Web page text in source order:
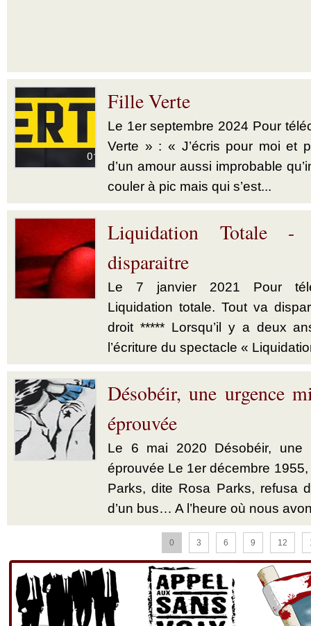
Fille Verte
Le 1er septembre 2024 Pour
Verte » : « J’écris pour moi et
d’un amour aussi improbable
couler à pic mais qui s’est...
Liquidation Totale
disparaitre
Le 7 janvier 2021 Pour
Liquidation totale. Tout va
droit ***** Lorsqu’il y a deux
l’écriture du spectacle «
Désobéir, une urgence
éprouvée
Le 6 mai 2020 Désobéir, une
éprouvée Le 1er décembre
Parks, dite Rosa Parks, refusa
d’un bus… A l’heure où nous
0 3 6 9 12